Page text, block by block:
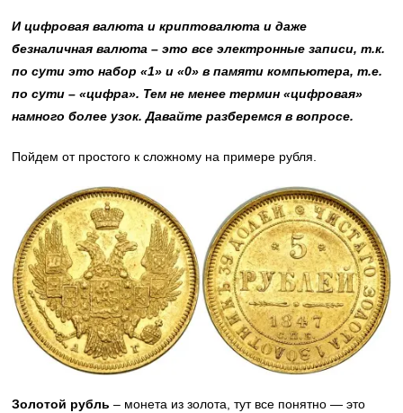
И цифровая валюта и криптовалюта и даже
безналичная валюта – это все электронные записи, т.к.
по сути это набор «1» и «0» в памяти компьютера, т.е.
по сути – «цифра». Тем не менее термин «цифровая»
намного более узок. Давайте разберемся в вопросе.
Пойдем от простого к сложному на примере рубля.
Золотой рубль – монета из золота, тут все понятно — это